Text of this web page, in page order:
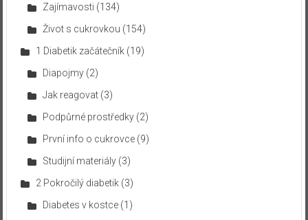
Zajímavosti (134)
Život s cukrovkou (154)
1 Diabetik začátečník(19)
Diapojmy(2)
Jak reagovat(3)
Podpůrné prostředky(2)
První info o cukrovce(9)
Studijní materiály(3)
2 Pokročilý diabetik(3)
Diabetes v kostce(1)